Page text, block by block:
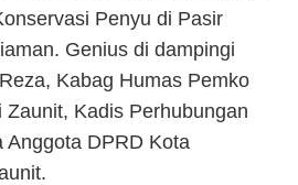
Penyu di Pasir
Genius di dampingi
Kabag Humas Pemko
Kadis Perhubungan
DPRD Kota